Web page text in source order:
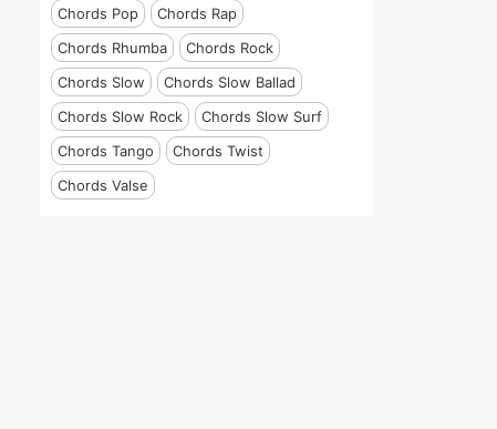
Chords Pop
Chords Rap
Chords Rhumba
Chords Rock
Chords Slow
Chords Slow Ballad
Chords Slow Rock
Chords Slow Surf
Chords Tango
Chords Twist
Chords Valse